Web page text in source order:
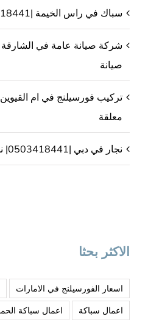
سباك في راس الخيمة |0503418441
صيانة
معلقة
نجار في دبي |0503418441| نجار رخيص في دبي
الاكثر بحثا
اسعار الفورسيلنج في الامارات
اعمال سباكة
اعمال سباكة